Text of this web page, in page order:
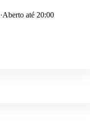
·Aberto até 20:00